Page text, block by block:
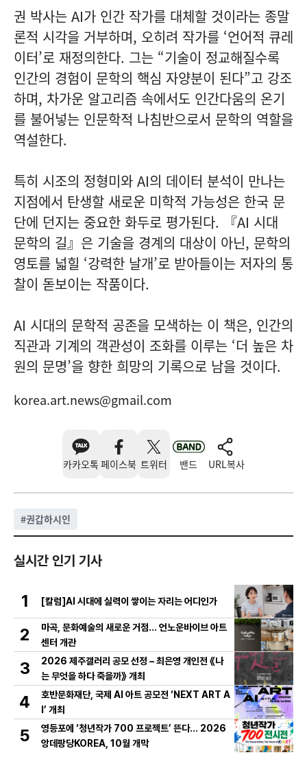
권 박사는 AI가 인간 작가를 대체할 것이라는 종말
론적 시각을 거부하며, 오히려 작가를 ‘언어적 큐레
이터’로 재정의한다. 그는 “기술이 정교해질수록
인간의 경험이 문학의 핵심 자양분이 된다”고 강조
하며, 차가운 알고리즘 속에서도 인간다움의 온기
를 불어넣는 인문학적 나침반으로서 문학의 역할을
역설한다.
특히 시조의 정형미와 AI의 데이터 분석이 만나는
지점에서 탄생할 새로운 미학적 가능성은 한국 문
단에 던지는 중요한 화두로 평가된다. 『AI 시대
문학의 길』은 기술을 경계의 대상이 아닌, 문학의
영토를 넓힐 ‘강력한 날개’로 받아들이는 저자의 통
찰이 돋보이는 작품이다.
AI 시대의 문학적 공존을 모색하는 이 책은, 인간의
직관과 기계의 객관성이 조화를 이루는 ‘더 높은 차
원의 문명’을 향한 희망의 기록으로 남을 것이다.
korea.art.news@gmail.com
카카오톡 페이스북 트위터 밴드 URL복사
#권갑하시인
실시간 인기 기사
1 [칼럼]AI 시대에 실력이 쌓이는 자리는 어디인가
2
마곡, 문화예술의 새로운 거점… 언노운바이브 아트
센터 개관
3
2026 제주갤러리 공모 선정 – 최은영 개인전 《나
는 무엇을 하다 죽을까》 개최
4
호반문화재단, 국제 AI 아트 공모전 ‘NEXT ART A
I’ 개최
5
영등포에 ‘청년작가 700 프로젝트’ 뜬다… 2026
앙데팡당KOREA, 10월 개막